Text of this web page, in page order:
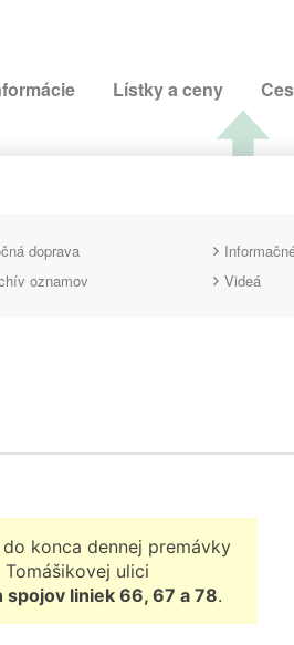
Lístky a ceny
doprava
oznamov Videá
do konca dennej premávky
ulici
spojov liniek 66, 67 a 78.